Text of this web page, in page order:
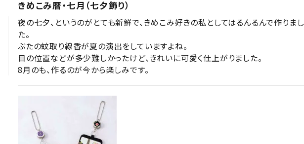
きめこみ暦・七月（七夕飾り）
夜の七夕、というのがとても新鮮で、きめこみ好きの私としてはるんるんで作りまし
た。
ぶたの蚊取り線香が夏の演出をしていますよね。
目の位置などが多少難しかったけど、きれいに可愛く仕上がりました。
8月のも、作るのが今から楽しみです。